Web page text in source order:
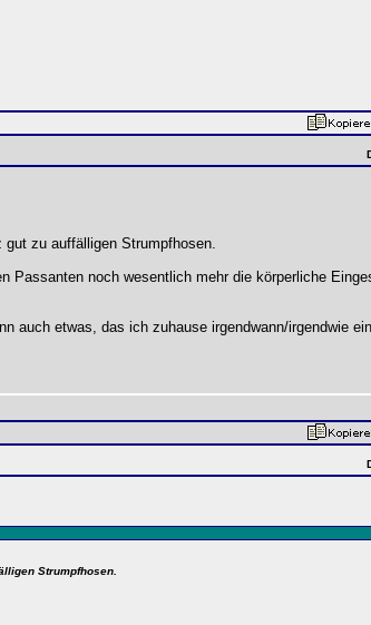
zu auffälligen Strumpfhosen.
noch wesentlich mehr die körperliche
auch etwas, das ich zuhause irgendwann/irgendwie
Strumpfhosen.